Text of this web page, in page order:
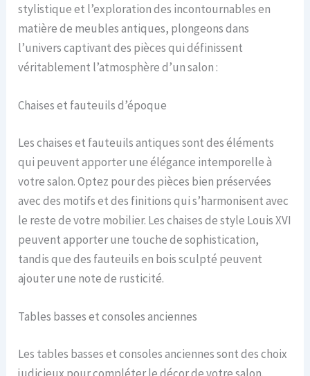
stylistique et l’exploration des incontournables en
matière de meubles antiques, plongeons dans
l’univers captivant des pièces qui définissent
véritablement l’atmosphère d’un salon :
Chaises et fauteuils d’époque
Les chaises et fauteuils antiques sont des éléments
qui peuvent apporter une élégance intemporelle à
votre salon. Optez pour des pièces bien préservées
avec des motifs et des finitions qui s’harmonisent avec
le reste de votre mobilier. Les chaises de style Louis XVI
peuvent apporter une touche de sophistication,
tandis que des fauteuils en bois sculpté peuvent
ajouter une note de rusticité.
Tables basses et consoles anciennes
Les tables basses et consoles anciennes sont des choix
judicieux pour compléter le décor de votre salon.